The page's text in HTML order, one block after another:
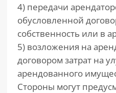
4) передачи
обусловленной
собственность или в
5) возложения на
договором затрат на
арендованного
Стороны могут